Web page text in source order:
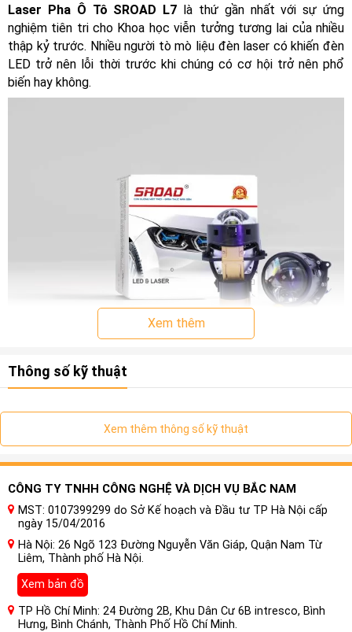
Laser Pha Ô Tô SROAD L7 là thứ gần nhất với sự ứng
nghiệm tiên tri cho Khoa học viễn tưởng tương lai của nhiều
thập kỷ trước. Nhiều người tò mò liệu đèn laser có khiến đèn
LED trở nên lỗi thời trước khi chúng có cơ hội trở nên phổ
biến hay không.
Model sản phẩm: đèn Bi Laser Ô tô SROAD L7
Chùm thấp Công Suất: 47W
Nhiệt Độ màu: 6000K
12W
Hệ thống làm mát: AVC Turbo quạt Làm Mát + ống dẫn
nhiệt
Phản xạ: Dual phản xạ
Lắp: Hella lắp
Phù hợp: Thích ứng trước đèn pha & Không thích ứng trước
đèn pha
Hoa văn nhẹ nhàng: LHD
Tuổi thọ: 30000hrs
Bảo hành: 36 tháng
Xem thêm
Thông số kỹ thuật
Xem thêm thông số kỹ thuật
CÔNG TY TNHH CÔNG NGHỆ VÀ DỊCH VỤ BẮC NAM
MST: 0107399299 do Sở Kế hoạch và Đầu tư TP Hà Nội cấp
ngày 15/04/2016
Hà Nội: 26 Ngõ 123 Đường Nguyễn Văn Giáp, Quận Nam Từ
Liêm, Thành phố Hà Nội.
Xem bản đồ
TP Hồ Chí Minh: 24 Đường 2B, Khu Dân Cư 6B intresco, Bình
Hưng, Bình Chánh, Thành Phố Hồ Chí Minh.